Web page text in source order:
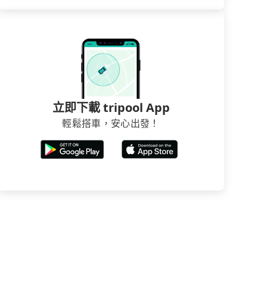
立即下載 tripool App
輕鬆搭車，安心出發！